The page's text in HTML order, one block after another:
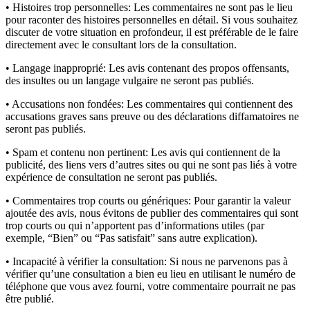
• Histoires trop personnelles: Les commentaires ne sont pas le lieu
pour raconter des histoires personnelles en détail. Si vous souhaitez
discuter de votre situation en profondeur, il est préférable de le faire
directement avec le consultant lors de la consultation.
• Langage inapproprié: Les avis contenant des propos offensants,
des insultes ou un langage vulgaire ne seront pas publiés.
• Accusations non fondées: Les commentaires qui contiennent des
accusations graves sans preuve ou des déclarations diffamatoires ne
seront pas publiés.
• Spam et contenu non pertinent: Les avis qui contiennent de la
publicité, des liens vers d’autres sites ou qui ne sont pas liés à votre
expérience de consultation ne seront pas publiés.
• Commentaires trop courts ou génériques: Pour garantir la valeur
ajoutée des avis, nous évitons de publier des commentaires qui sont
trop courts ou qui n’apportent pas d’informations utiles (par
exemple, “Bien” ou “Pas satisfait” sans autre explication).
• Incapacité à vérifier la consultation: Si nous ne parvenons pas à
vérifier qu’une consultation a bien eu lieu en utilisant le numéro de
téléphone que vous avez fourni, votre commentaire pourrait ne pas
être publié.